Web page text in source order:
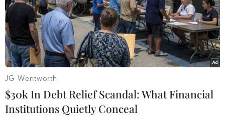
JG Wentworth
$30k In Debt Relief Scandal: What Financial
Institutions Quietly Conceal